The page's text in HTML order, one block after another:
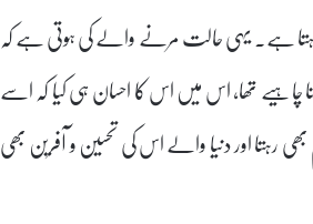
ہے۔ یہی حالت مرنے والے کی ہوتی ہے کہ
چاہیے تھا، اس میں اس کا احسان ہی کیا کہ اسے
رہتا اور دنیا والے اس کی تحسین و آفرین بھی